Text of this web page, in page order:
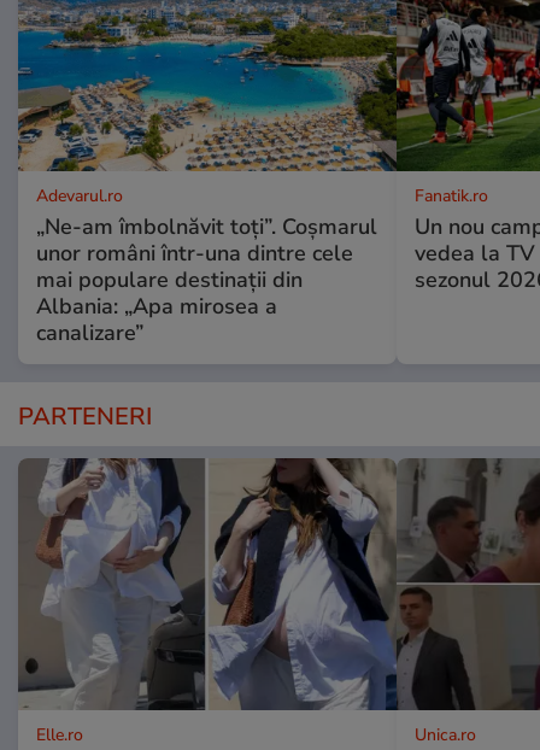
Adevarul.ro
„Ne-am îmbolnăvit toți”. Coșmarul
unor români într-una dintre cele
mai populare destinații din
Albania: „Apa mirosea a
canalizare”
Fanatik.ro
Un nou
vedea la
sezonul
PARTENERI
Elle.ro Unica.ro